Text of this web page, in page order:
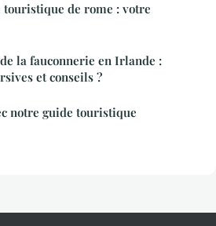
touristique de rome : votre
la fauconnerie en Irlande :
et conseils ?
notre guide touristique